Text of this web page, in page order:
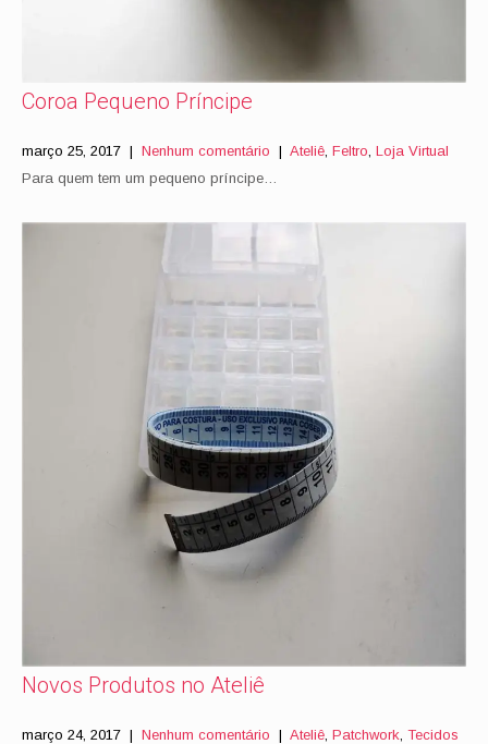
Coroa Pequeno Príncipe
março 25, 2017 | Nenhum comentário | Ateliê, Feltro, Loja Virtual
Para quem tem um pequeno príncipe…
Novos Produtos no Ateliê
março 24, 2017 | Nenhum comentário | Ateliê, Patchwork, Tecidos